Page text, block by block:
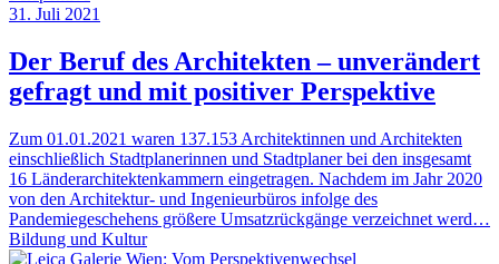
31. Juli 2021
Der Beruf des Architekten – unverändert
gefragt und mit positiver Perspektive
Zum 01.01.2021 waren 137.153 Architektinnen und Architekten
einschließlich Stadtplanerinnen und Stadtplaner bei den insgesamt
16 Länderarchitektenkammern eingetragen. Nachdem im Jahr 2020
von den Architektur- und Ingenieurbüros infolge des
Pandemiegeschehens größere Umsatzrückgänge verzeichnet werd…
Bildung und Kultur